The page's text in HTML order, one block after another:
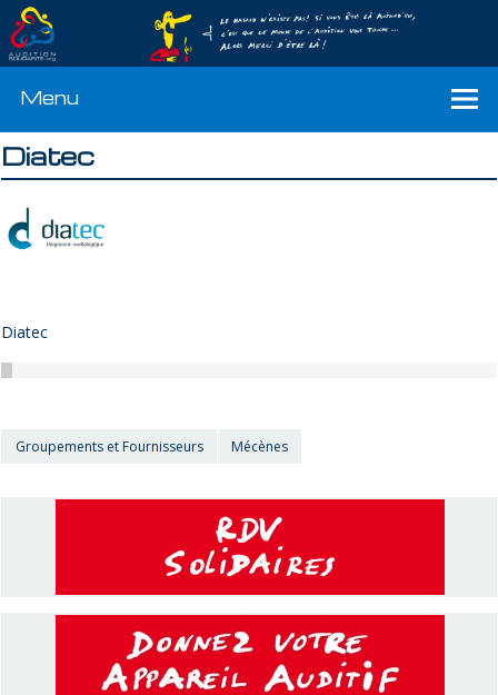
Menu
Diatec
Diatec
Groupements et Fournisseurs Mécènes